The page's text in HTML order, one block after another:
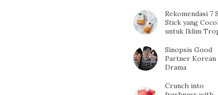
Rekomendasi 7
Stick yang
untuk Iklim
Sinopsis Good
Partner Korean
Drama
Crunch into